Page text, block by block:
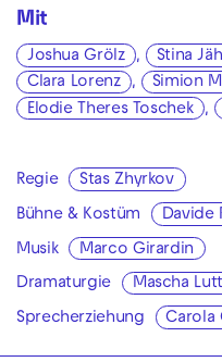
Mit
Joshua Grölz , Stina
Clara Lorenz
, Simion
Elodie Theres Toschek
,
Regie Stas Zhyrkov
Bühne & Kostüm Davide
Musik Marco Girardin
Dramaturgie Mascha
Sprecherziehung Carola